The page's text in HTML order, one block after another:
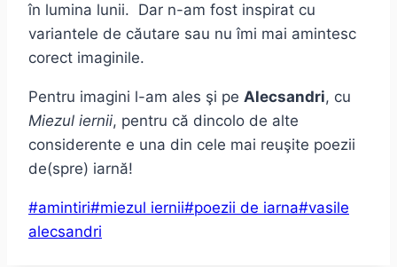
în lumina lunii. Dar n-am fost inspirat cu
variantele de căutare sau nu îmi mai amintesc
corect imaginile.
Pentru imagini l-am ales şi pe Alecsandri, cu
Miezul iernii, pentru că dincolo de alte
considerente e una din cele mai reuşite poezii
de(spre) iarnă!
Post
Tags:
#amintiri#miezul iernii#poezii de iarna#vasile
alecsandri